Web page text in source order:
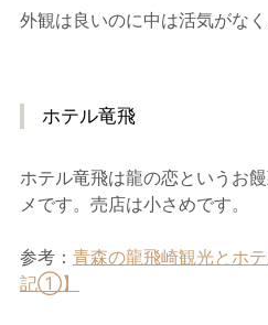
外観は良いのに中は活気がな
ホテル竜飛
ホテル竜飛は龍の恋というお
メです。売店は小さめです。
参考： 青森の龍飛崎観光とホ
記①】